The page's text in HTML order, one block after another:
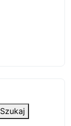
Szukaj